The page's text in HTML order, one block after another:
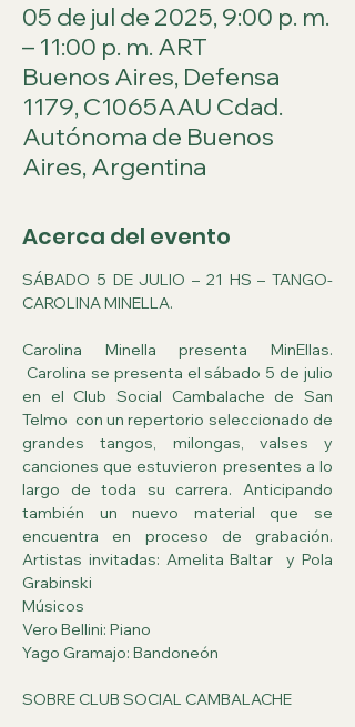
05 de jul de 2025, 9:00 p. m.
– 11:00 p. m. ART
Buenos Aires, Defensa
1179, C1065AAU Cdad.
Autónoma de Buenos
Aires, Argentina
Acerca del evento
SÁBADO 5 DE JULIO – 21 HS – TANGO-
CAROLINA MINELLA.
Carolina Minella presenta MinEllas.
Carolina se presenta el sábado 5 de julio
en el Club Social Cambalache de San
Telmo  con un repertorio seleccionado de
grandes tangos, milongas, valses y
canciones que estuvieron presentes a lo
largo de toda su carrera. Anticipando
también un nuevo material que se
encuentra en proceso de grabación.
Artistas invitadas: Amelita Baltar  y Pola
Grabinski
Músicos
Vero Bellini: Piano
Yago Gramajo: Bandoneón
SOBRE CLUB SOCIAL CAMBALACHE